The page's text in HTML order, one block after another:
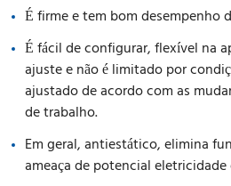
É firme e tem bom desempenho
É fácil de configurar, flexível na
ajuste e não é limitado por
ajustado de acordo com as
de trabalho.
Em geral, antiestático, elimina
ameaça de potencial